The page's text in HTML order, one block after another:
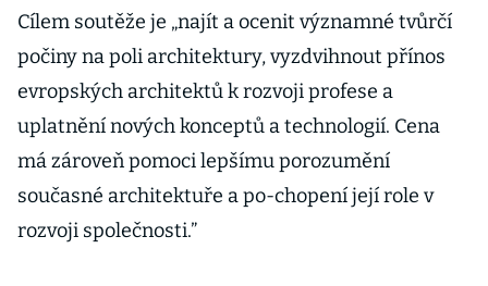
Cílem soutěže je „najít a ocenit významné tvůrčí
počiny na poli architektury, vyzdvihnout přínos
evropských architektů k rozvoji profese a
uplatnění nových konceptů a technologií. Cena
má zároveň pomoci lepšímu porozumění
současné architektuře a po-chopení její role v
rozvoji společnosti.”